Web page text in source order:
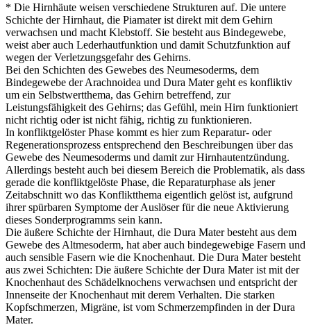
* Die Hirnhäute weisen verschiedene Strukturen auf. Die untere
Schichte der Hirnhaut, die Piamater ist direkt mit dem Gehirn
verwachsen und macht Klebstoff. Sie besteht aus Bindegewebe,
weist aber auch Lederhautfunktion und damit Schutzfunktion auf
wegen der Verletzungsgefahr des Gehirns.
Bei den Schichten des Gewebes des Neumesoderms, dem
Bindegewebe der Arachnoidea und Dura Mater geht es konfliktiv
um ein Selbstwertthema, das Gehirn betreffend, zur
Leistungsfähigkeit des Gehirns; das Gefühl, mein Hirn funktioniert
nicht richtig oder ist nicht fähig, richtig zu funktionieren.
In konfliktgelöster Phase kommt es hier zum Reparatur- oder
Regenerationsprozess entsprechend den Beschreibungen über das
Gewebe des Neumesoderms und damit zur Hirnhautentzündung.
Allerdings besteht auch bei diesem Bereich die Problematik, als dass
gerade die konfliktgelöste Phase, die Reparaturphase als jener
Zeitabschnitt wo das Konfliktthema eigentlich gelöst ist, aufgrund
ihrer spürbaren Symptome der Auslöser für die neue Aktivierung
dieses Sonderprogramms sein kann.
Die äußere Schichte der Hirnhaut, die Dura Mater besteht aus dem
Gewebe des Altmesoderm, hat aber auch bindegewebige Fasern und
auch sensible Fasern wie die Knochenhaut. Die Dura Mater besteht
aus zwei Schichten: Die äußere Schichte der Dura Mater ist mit der
Knochenhaut des Schädelknochens verwachsen und entspricht der
Innenseite der Knochenhaut mit derem Verhalten. Die starken
Kopfschmerzen, Migräne, ist vom Schmerzempfinden in der Dura
Mater.